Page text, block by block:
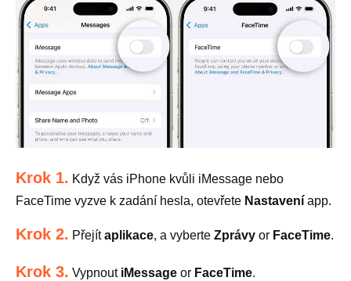
Krok 1. Když vás iPhone kvůli iMessage nebo
FaceTime vyzve k zadání hesla, otevřete Nastavení app.
Krok 2. Přejítaplikace, a vyberte Zprávy or FaceTime.
Krok 3. Vypnout iMessage or FaceTime.